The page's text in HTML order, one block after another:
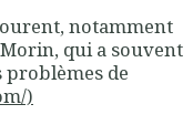
notamment
qui a souvent
problèmes de
)